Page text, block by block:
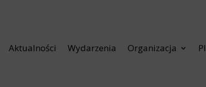
Aktualności Wydarzenia Organizacja